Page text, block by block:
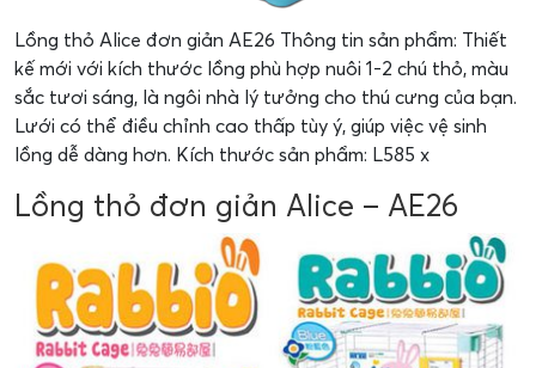
Lồng thỏ Alice đơn giản AE26 Thông tin sản phẩm: Thiết
kế mới với kích thước lồng phù hợp nuôi 1-2 chú thỏ, màu
sắc tươi sáng, là ngôi nhà lý tưởng cho thú cưng của bạn.
Lưới có thể điều chỉnh cao thấp tùy ý, giúp việc vệ sinh
lồng dễ dàng hơn. Kích thước sản phẩm: L585 x
Lồng thỏ đơn giản Alice – AE26